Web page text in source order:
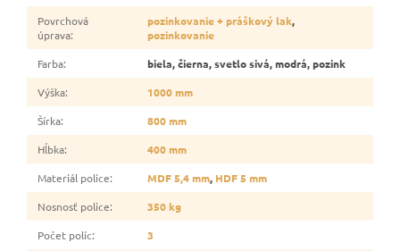
Povrchová
úprava:
pozinkovanie + práškový lak,
pozinkovanie
Farba:
biela, čierna, svetlo sivá, modrá, pozink
Výška:
1000 mm
Šírka:
800 mm
Hĺbka:
400 mm
Materiál police: MDF 5,4 mm, HDF 5 mm
Nosnosť police:
350 kg
Počet políc:
3